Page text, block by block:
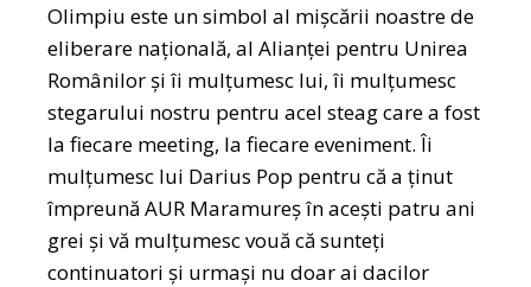
Olimpiu este un simbol al mișcării noastre de
eliberare națională, al Alianței pentru Unirea
Românilor și îi mulțumesc lui, îi mulțumesc
stegarului nostru pentru acel steag care a fost
la fiecare meeting, la fiecare eveniment. Îi
mulțumesc lui Darius Pop pentru că a ținut
împreună AUR Maramureș în acești patru ani
grei și vă mulțumesc vouă că sunteți
continuatori și urmași nu doar ai dacilor